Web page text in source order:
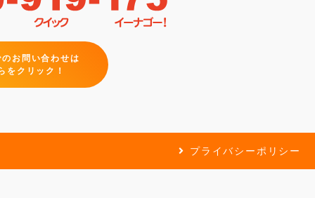
お問い合わせは
をクリック！
プライバシーポリシー